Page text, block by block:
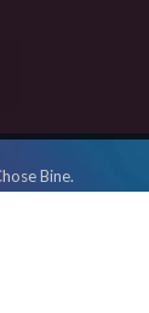
Bine.